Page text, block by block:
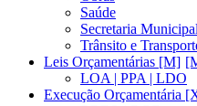
Saúde
Secretaria
Trânsito e
Leis Orçamentárias [M]
LOA | PPA | LDO
Execução Orçamentária